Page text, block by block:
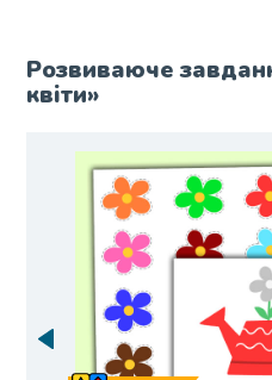
Розвиваюче
квіти»